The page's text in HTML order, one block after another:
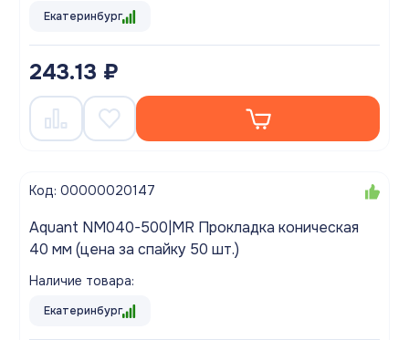
Екатеринбург
243.13 ₽
Код: 00000020147
Aquant NM040-500|MR Прокладка коническая
40 мм (цена за спайку 50 шт.)
Наличие товара:
Екатеринбург